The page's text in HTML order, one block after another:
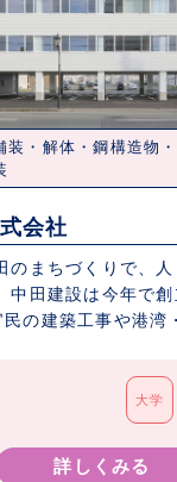
装・解体・鋼構造物
会社
のまちづくりで、人
田建設は今年で創
の建築工事や港湾
大学
詳しくみる